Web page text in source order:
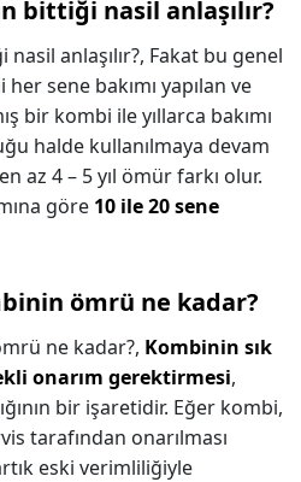
bittiği nasil anlaşılır?
anlaşılır?, Fakat bu genel
sene bakımı yapılan ve
bir kombi ile yıllarca bakımı
halde kullanılmaya devam
az 4 – 5 yıl ömür farkı olur.
göre 10 ile 20 sene
ömrü ne kadar?
ne kadar?, Kombinin sık
onarım gerektirmesi,
bir işaretidir. Eğer kombi,
tarafından onarılması
eski verimliliğiyle